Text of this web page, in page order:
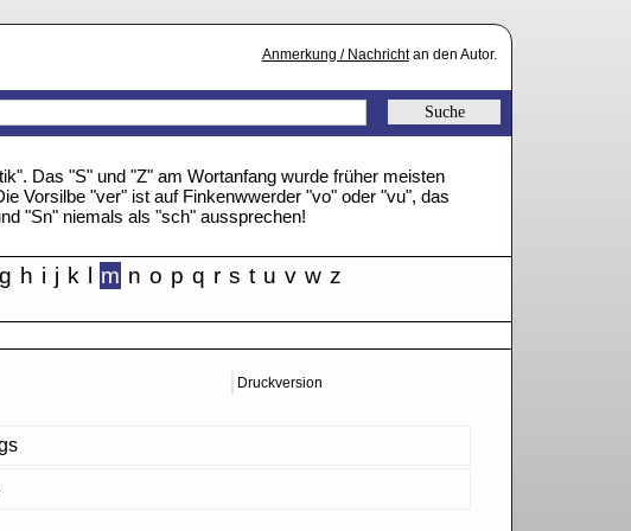
Anmerkung / Nachrichtan den Autor.
Das "S" und "Z" am Wortanfang wurde früher meisten
Vorsilbe "ver" ist auf Finkenwwerder "vo" oder "vu", das
"Sn" niemals als "sch" aussprechen!
g h i j k l m n o p q r s t u v w z
Druckversion